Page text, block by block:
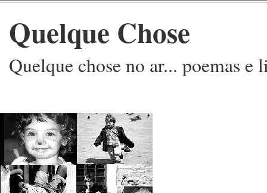
Quelque Chose
Quelque chose no ar... poemas e